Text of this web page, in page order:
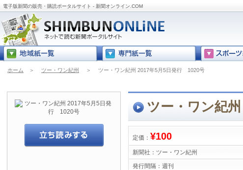
電子版新聞の販売・購読ポータルサイト - 新聞オンライン.COM
ホーム ＞ ツー・ワン紀州 ＞ ツー・ワン紀州 2017年5月5日発行 1020号
ツー・ワン紀
定価： ¥100
新聞社： ツー・ワン紀州
発行間隔： 週刊